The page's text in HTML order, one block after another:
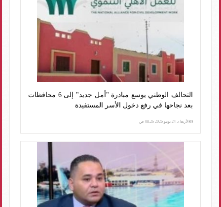
التحالف الوطني يوسع مبادرة "أمل جديد" إلى 6 محافظات
بعد نجاحها في رفع دخول الأسر المستفيدة
الأربعاء، 24 يونيو 2026 08:26 ص